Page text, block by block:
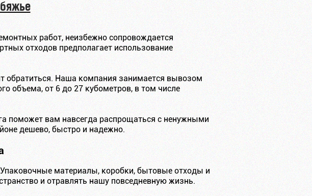
работ, неизбежно сопровождается
отходов предполагает использование
обратиться. Наша компания занимается вывозом
объема, от 6 до 27 кубометров, в том числе
поможет вам навсегда распрощаться с ненужными
дешево, быстро и надежно.
материалы, коробки, бытовые отходы и
и отравлять нашу повседневную жизнь.